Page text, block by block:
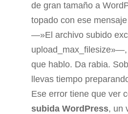
de gran tamaño a
topado con ese
—»El archivo subido
que hablo. Da rabia.
llevas tiempo
Ese error tiene que ver
subida WordPress, un